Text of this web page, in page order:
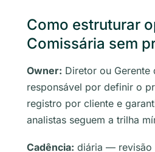
Como estruturar
Comissária sem
Owner: Diretor ou
responsável por definir o
registro por cliente e
analistas seguem a trilha
Cadência: diária — revisão